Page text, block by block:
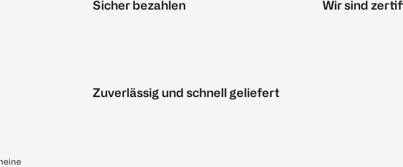
Sicher bezahlen
Zuverlässig und schnell geliefert
Wir sind